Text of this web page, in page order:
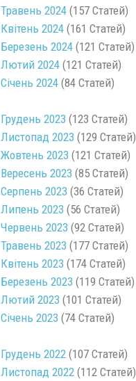
Травень 2024(157 Статей)
Квітень 2024(161 Статей)
Березень 2024(121 Статей)
Лютий 2024(121 Статей)
Січень 2024(84 Статей)
Грудень 2023 (123 Статей)
Листопад 2023 (129 Статей)
Жовтень 2023 (121 Статей)
Вересень 2023 (85 Статей)
Серпень 2023 (36 Статей)
Липень 2023 (56 Статей)
Червень 2023 (92 Статей)
Травень 2023 (177 Статей)
Квітень 2023 (174 Статей)
Березень 2023 (119 Статей)
Лютий 2023 (101 Статей)
Січень 2023 (74 Статей)
Грудень 2022(107 Статей)
Листопад 2022(112 Статей)